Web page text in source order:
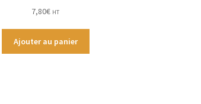
7,80€ HT
Ajouter au panier